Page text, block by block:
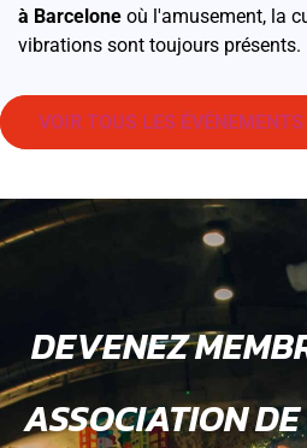
à Barcelone où l'amusement, la
vibrations sont toujours présents.
VOIR TOUS LES ÉVÉNEMENTS
DEVENEZ
ASSOCIATION